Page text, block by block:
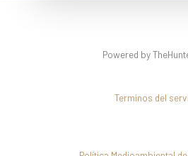
Powered by
Terminos del